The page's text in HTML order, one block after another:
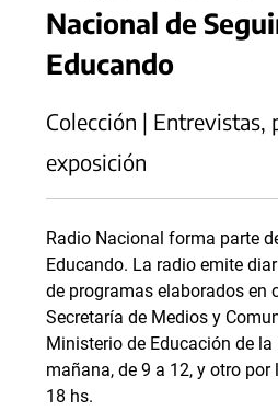
Nacional de
Educando
Colección | Entrevistas,
exposición
Radio Nacional forma parte
Educando. La radio emite
de programas elaborados en
Secretaría de Medios y
Ministerio de Educación de
mañana, de 9 a 12, y otro por
18 hs.